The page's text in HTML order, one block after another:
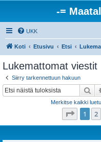
-=
UKK
Koti Etusivu Etsi
Lukemattomat viestit
Siirry tarkennettuun hakuun
Merkitse kaikki
Sivu /20
1 2